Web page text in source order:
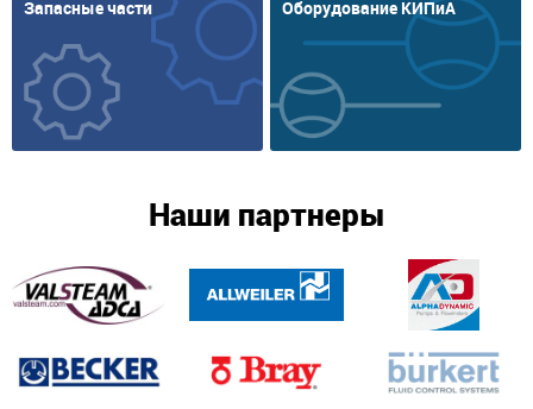
Запасные части Оборудование КИПиА
Наши партнеры